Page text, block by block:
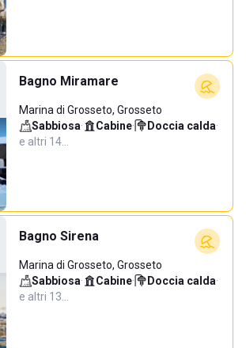
Bagno Miramare
Marina di Grosseto, Grosseto
Sabbiosa· Cabine· Doccia calda·
e altri 14…
Bagno Sirena
Marina di Grosseto, Grosseto
Sabbiosa· Cabine· Doccia calda·
e altri 13…